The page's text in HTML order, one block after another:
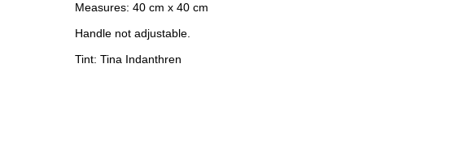
Measures: 40 cm x 40 cm
Handle not adjustable.
Tint: Tina Indanthren